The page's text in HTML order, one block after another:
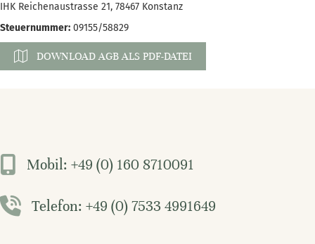
IHK Reichenaustrasse 21, 78467 Konstanz
Steuernummer: 09155/58829
DOWNLOAD AGB ALS PDF-DATEI
Mobil: +49 (0) 160 8710091
Telefon: +49 (0) 7533 4991649